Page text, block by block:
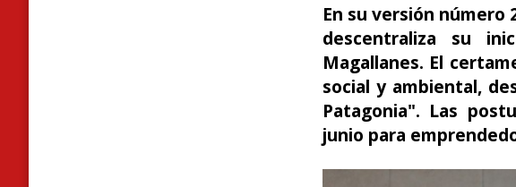
En su versión número
descentraliza su
Magallanes. El
social y ambiental,
Patagonia". Las
junio para